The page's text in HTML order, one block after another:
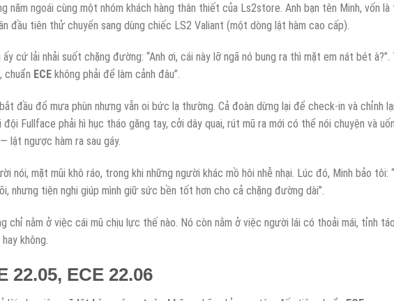
năm ngoái cùng một nhóm khách hàng thân thiết của Ls2store. Anh bạn tên Minh, vốn là
đầu tiên thử chuyển sang dùng chiếc LS2 Valiant (một dòng lật hàm cao cấp).
ấy cứ lải nhải suốt chặng đường: “Anh ơi, cái này lỡ ngã nó bung ra thì mặt em nát bét à?”.
chuẩn ECE không phải để làm cảnh đâu”.
đầu đổ mưa phùn nhưng vẫn oi bức lạ thường. Cả đoàn dừng lại để check-in và chỉnh lại
đội Fullface phải hì hục tháo găng tay, cởi dây quai, rút mũ ra mới có thể nói chuyện và
lật ngược hàm ra sau gáy.
nói, mặt mũi khô ráo, trong khi những người khác mồ hôi nhễ nhại. Lúc đó, Minh bảo tôi:
nhưng tiện nghi giúp mình giữ sức bền tốt hơn cho cả chặng đường dài”.
chỉ nằm ở việc cái mũ chịu lực thế nào. Nó còn nằm ở việc người lái có thoải mái, tỉnh
không.
22.05, ECE 22.06